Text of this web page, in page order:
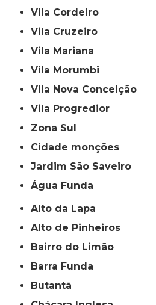
Vila Cordeiro
Vila Cruzeiro
Vila Mariana
Vila Morumbi
Vila Nova Conceição
Vila Progredior
Zona Sul
cidade monções
jardim São Saveiro
Água Funda
Alto da Lapa
Alto de Pinheiros
Bairro do Limão
Barra Funda
Butantã